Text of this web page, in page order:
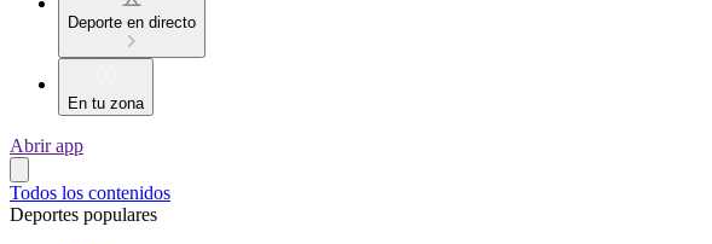
Deporte en directo
En tu zona
Abrir app
Todos los contenidos
Deportes populares